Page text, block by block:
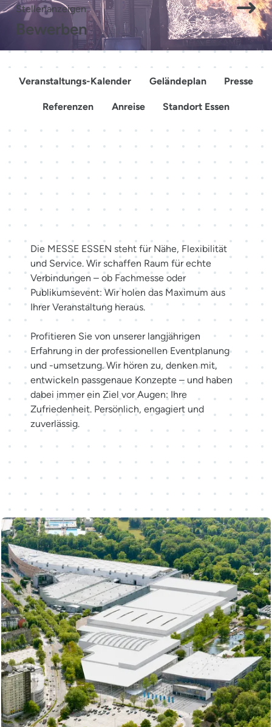
Stellenanzeigen
Bewerben
Veranstaltungs-Kalender Geländeplan Presse
Referenzen Anreise Standort Essen
Mehr als Räume. Erlebnisse
schaffen.
Die MESSE ESSEN steht für Nähe, Flexibilität
und Service. Wir schaffen Raum für echte
Verbindungen – ob Fachmesse oder
Publikumsevent: Wir holen das Maximum aus
Ihrer Veranstaltung heraus.
Profitieren Sie von unserer langjährigen
Erfahrung in der professionellen Eventplanung
und -umsetzung. Wir hören zu, denken mit,
entwickeln passgenaue Konzepte – und haben
dabei immer ein Ziel vor Augen: Ihre
Zufriedenheit. Persönlich, engagiert und
zuverlässig.